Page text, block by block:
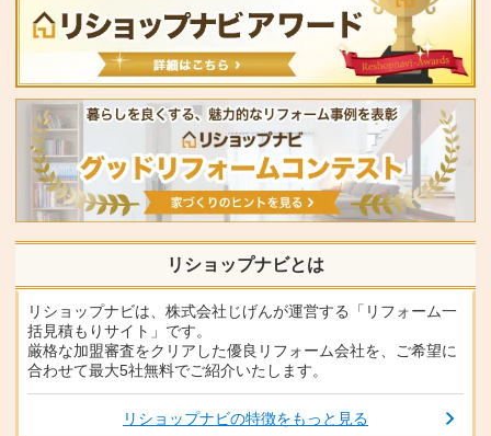
リショップナビとは
リショップナビは、株式会社じげんが運営する「リフォーム一
括見積もりサイト」です。
厳格な加盟審査をクリアした優良リフォーム会社を、ご希望に
合わせて最大5社無料でご紹介いたします。
リショップナビの特徴をもっと見る